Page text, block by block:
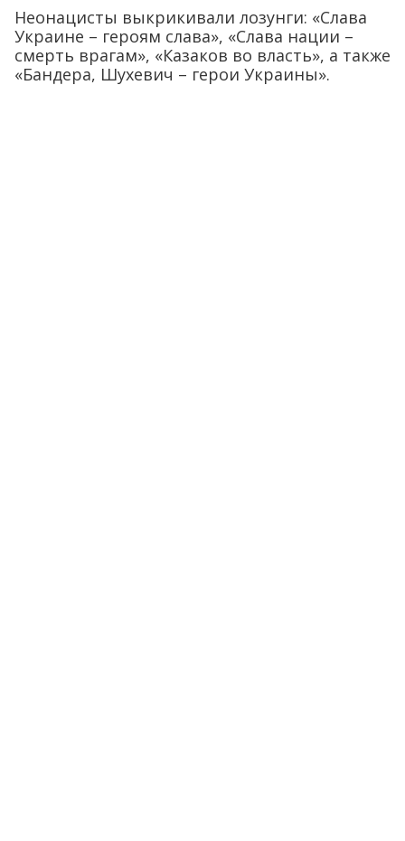
Неонацисты выкрикивали лозунги: «Слава
Украине – героям слава», «Слава нации –
смерть врагам», «Казаков во власть», а также
«Бандера, Шухевич – герои Украины».